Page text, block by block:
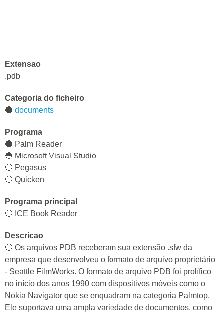
Extensao
.pdb
Categoria do ficheiro
🔵 documents
Programa
🔵 Palm Reader
🔵 Microsoft Visual Studio
🔵 Pegasus
🔵 Quicken
Programa principal
🔵 ICE Book Reader
Descricao
🔵 Os arquivos PDB receberam sua extensão .sfw da
empresa que desenvolveu o formato de arquivo proprietário
- Seattle FilmWorks. O formato de arquivo PDB foi prolífico
no início dos anos 1990 com dispositivos móveis como o
Nokia Navigator que se enquadram na categoria Palmtop.
Ele suportava uma ampla variedade de documentos, como